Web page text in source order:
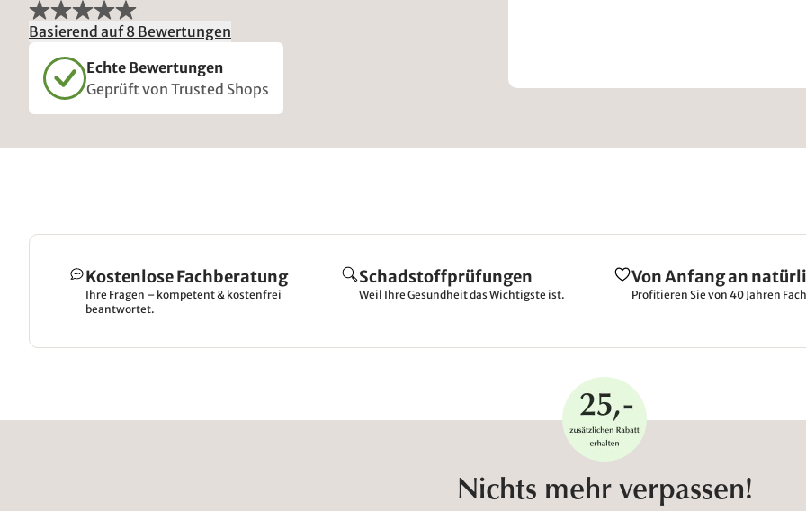
Basierend auf 8 Bewertungen
Echte Bewertungen
Geprüft von Trusted Shops
Kostenlose Fachberatung
Ihre Fragen – kompetent & kostenfrei
beantwortet.
Schadstoffprüfungen
Weil Ihre Gesundheit das Wichtigste ist.
Von Anfang an
Profitieren Sie von 40 Jahren
Nichts mehr verpassen!